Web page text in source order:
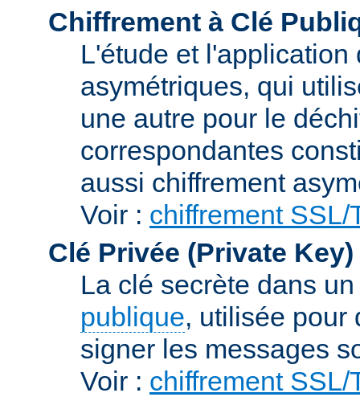
Chiffrement à Clé
L'étude et
asymétriques, qui
une autre pour le
correspondantes
aussi chiffrement
Voir : chiffrement SSL/
Clé Privée (Private Key)
La clé secrète dans
publique, utilisée pour
signer les messages
Voir : chiffrement SSL/